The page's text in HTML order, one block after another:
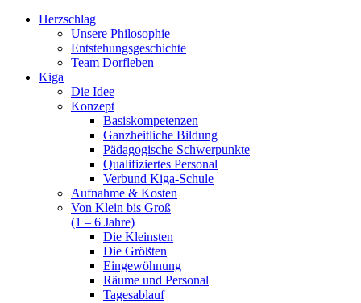
Herzschlag
Unsere Philosophie
Entstehungsgeschichte
Team Dorfleben
Kiga
Die Idee
Konzept
Basiskompetenzen
Ganzheitliche Bildung
Pädagogische Schwerpunkte
Qualifiziertes Personal
Verbund Kiga-Schule
Aufnahme & Kosten
Von Klein bis Groß
(1 – 6 Jahre)
Die Kleinsten
Die Größten
Eingewöhnung
Räume und Personal
Tagesablauf